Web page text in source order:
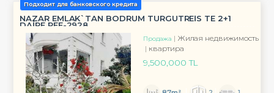
Подходит для банковского кредита
NAZAR EMLAK`TAN BODRUM TURGUTREİS TE 2+1
DAİRE REF-2928
Продажа
Жилая недвижимость
квартира
9,500,000 TL